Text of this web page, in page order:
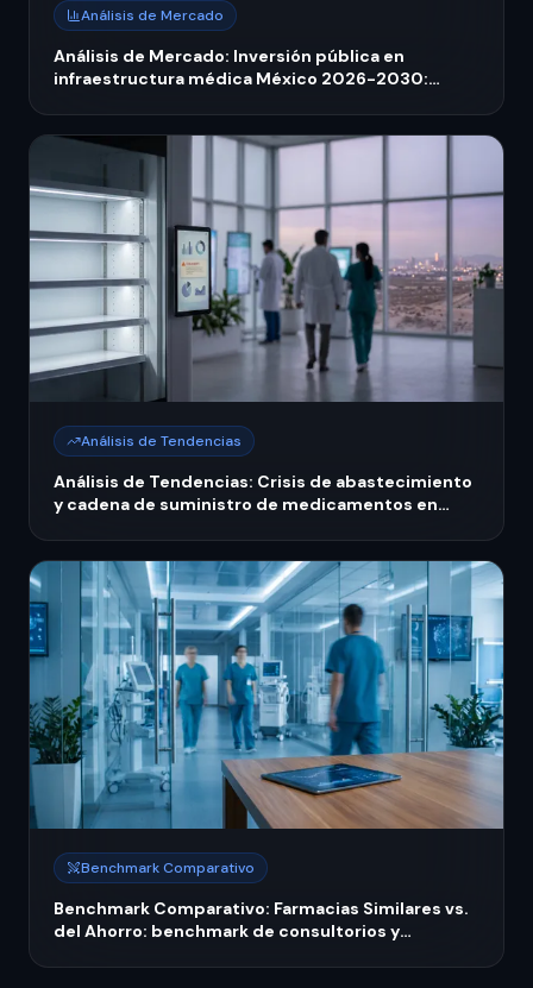
Análisis de Mercado
Análisis de Mercado: Inversión pública en
infraestructura médica México 2026-2030:
Análisis de Tendencias
Análisis de Tendencias: Crisis de abastecimiento
y cadena de suministro de medicamentos en
Benchmark Comparativo
Benchmark Comparativo: Farmacias Similares vs.
del Ahorro: benchmark de consultorios y